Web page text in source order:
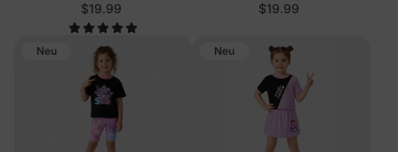
$19.99 $19.99
Neu Neu